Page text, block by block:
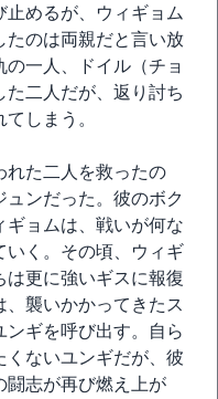
止めるが、ウィギョム
たのは両親だと言い放
一人、ドイル（チョ
た二人だが、返り討ち
しまう。
れた二人を救ったの
ンだった。彼のボク
ギョムは、戦いが何な
いく。その頃、ウィギ
は更に強いギスに報復
、襲いかかってきたス
ンギを呼び出す。自ら
くないユンギだが、彼
闘志が再び燃え上が